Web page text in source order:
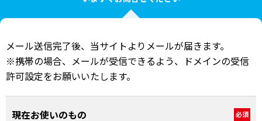
メール送信完了後、当サイトよりメールが届きます。
※携帯の場合、メールが受信できるよう、ドメインの受信
許可設定をお願いいたします。
現在お使いのもの 必須